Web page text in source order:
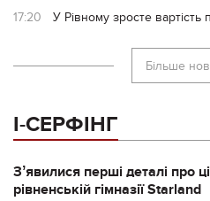
17:20 У Рівному зросте вартість
Більше
І-СЕРФІНГ
Зʼявилися перші деталі про
рівненській гімназії Starland